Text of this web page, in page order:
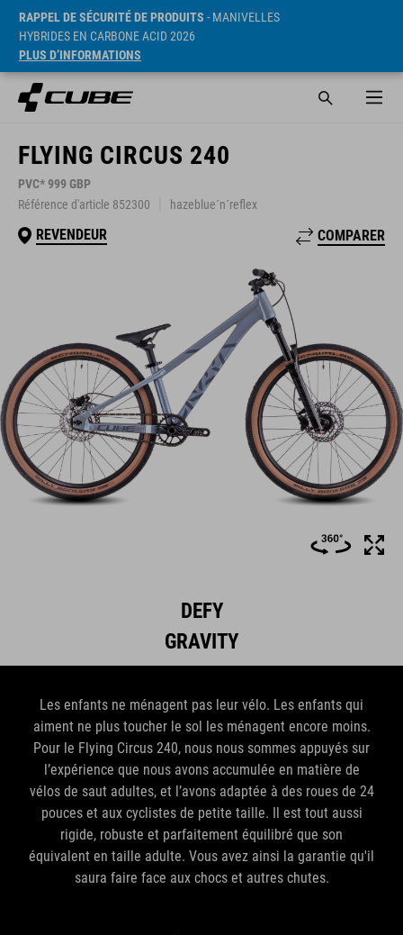
RAPPEL DE SÉCURITÉ DE PRODUITS - MANIVELLES
HYBRIDES EN CARBONE ACID 2026
PLUS D’INFORMATIONS
FLYING CIRCUS 240
PVC* 999 GBP
Référence d'article 852300
hazeblue´n´reflex
REVENDEUR COMPARER
DEFY
GRAVITY
Les enfants ne ménagent pas leur vélo. Les enfants qui
aiment ne plus toucher le sol les ménagent encore moins.
Pour le Flying Circus 240, nous nous sommes appuyés sur
l’expérience que nous avons accumulée en matière de
vélos de saut adultes, et l’avons adaptée à des roues de 24
pouces et aux cyclistes de petite taille. Il est tout aussi
rigide, robuste et parfaitement équilibré que son
équivalent en taille adulte. Vous avez ainsi la garantie qu'il
saura faire face aux chocs et autres chutes.